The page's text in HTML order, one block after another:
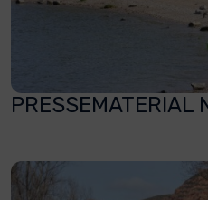
PRESSEMATERIAL